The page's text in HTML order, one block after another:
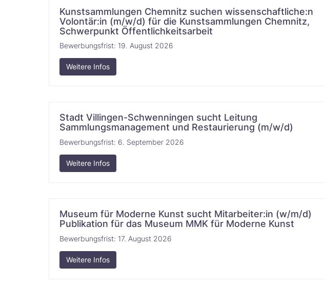
Kunstsammlungen Chemnitz suchen wissenschaftliche:n
Volontär:in (m/w/d) für die Kunstsammlungen Chemnitz,
Schwerpunkt Öffentlichkeitsarbeit​‌‌‌‌​‌​‌​​‌​‌‌​​‌‌
Bewerbungsfrist: 19. August 2026
Weitere Infos
Stadt Villingen-Schwenningen sucht Leitung
Sammlungsmanagement und Restaurierung (m/w/d)‌‌‌‌​‌​‌​​‌​​​​​​​
Bewerbungsfrist: 6. September 2026
Weitere Infos
Museum für Moderne Kunst sucht Mitarbeiter:in (w/m/d)
Publikation für das Museum MMK für Moderne Kunst​‌​​‌​​​​​‌​
Bewerbungsfrist: 17. August 2026
Weitere Infos